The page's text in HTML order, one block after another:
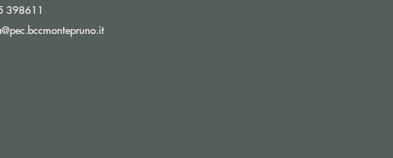
398611
(si apre l’app di posta elettronica)